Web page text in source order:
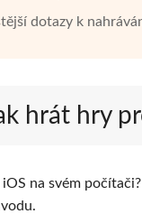
dotazy k
hrát hry
na svém